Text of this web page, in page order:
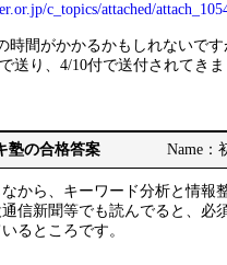
c_topics/attached/
時間がかかるかもしれないで
送り、4/10付で送付されてき
塾の合格答案 Name：
から、キーワード分析と情報
信新聞等でも読んでると、必
るところです。